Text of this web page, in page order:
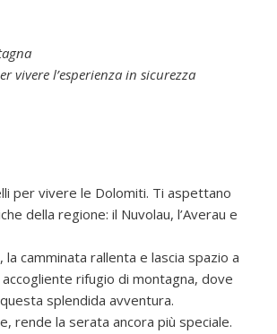
vivere l’esperienza in sicurezza
per vivere le Dolomiti. Ti aspettano
della regione: il Nuvolau, l’Averau e
camminata rallenta e lascia spazio a
rifugio di montagna, dove
splendida avventura.
rende la serata ancora più speciale.